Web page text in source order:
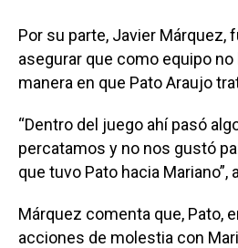
Por su parte, Javier Márquez,
asegurar que como equipo
manera en que Pato Araujo
“Dentro del juego ahí pasó
percatamos y no nos gustó
que tuvo Pato hacia Mariano”,
Márquez comenta que, Pato,
acciones de molestia con